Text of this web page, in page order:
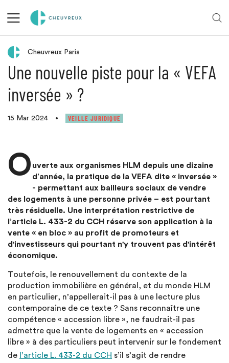
Retour aux actualités
Cheuvreux Paris
Une nouvelle piste pour la « VEFA
inversée » ?
15 Mar 2024 • VEILLE JURIDIQUE
O uverte aux organismes HLM depuis une dizaine
d’année, la pratique de la VEFA dite « inversée »
- permettant aux bailleurs sociaux de vendre
des logements à une personne privée – est pourtant
très résiduelle. Une interprétation restrictive de
l’article L. 433-2 du CCH réserve son application à la
vente « en bloc » au profit de promoteurs et
d'investisseurs qui pourtant n'y trouvent pas d'intérêt
économique.
Toutefois, le renouvellement du contexte de la
production immobilière en général, et du monde HLM
en particulier, n’appellerait-il pas à une lecture plus
contemporaine de ce texte ? Sans reconnaître une
compétence « accession libre », ne faudrait-il pas
admettre que la vente de logements en « accession
libre » à des particuliers peut intervenir sur le fondement
de l’article L. 433-2 du CCH s’il s’agit de rendre